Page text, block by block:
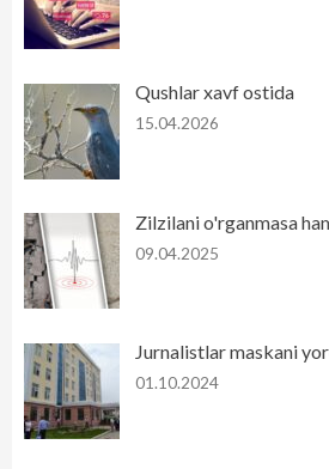
Qushlar xavf ostida
15.04.2026
Zilzilani o'rganmasa
09.04.2025
Jurnalistlar maskani
01.10.2024